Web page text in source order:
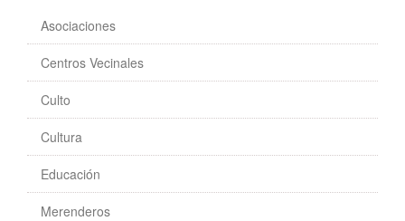
Asociaciones
Centros Vecinales
Culto
Cultura
Educación
Merenderos